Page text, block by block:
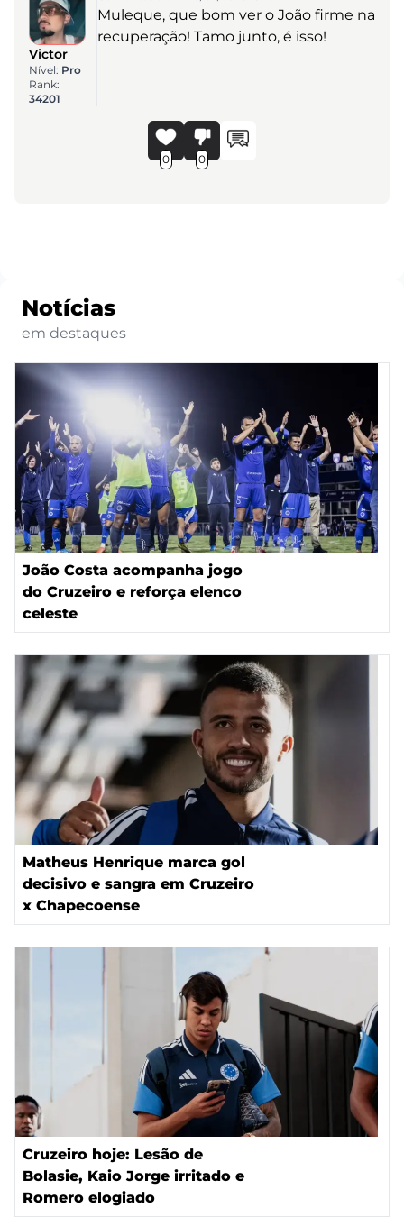
Victor
Nível: Pro
Rank:
34201
Muleque, que bom ver o João firme na
recuperação! Tamo junto, é isso!
0 0
Notícias
em destaques
João Costa acompanha jogo
do Cruzeiro e reforça elenco
celeste
Matheus Henrique marca gol
decisivo e sangra em Cruzeiro
x Chapecoense
Cruzeiro hoje: Lesão de
Bolasie, Kaio Jorge irritado e
Romero elogiado